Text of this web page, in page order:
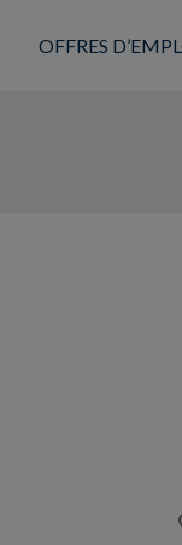
OFFRES